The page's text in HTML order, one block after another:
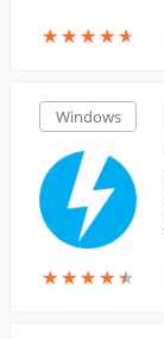
★★★★★
★★★★★
Windows
★★★★★
★★★★★